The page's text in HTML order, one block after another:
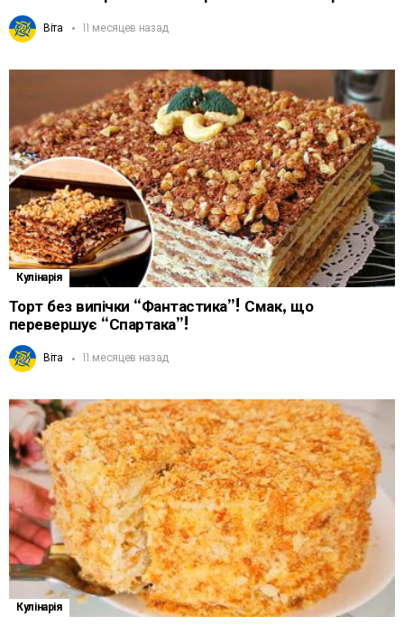
Віта 11 месяцев назад
Кулінарія
Торт без випічки “Фантастика”! Смак, що
перевершує “Спартака”!
Віта 11 месяцев назад
Кулінарія